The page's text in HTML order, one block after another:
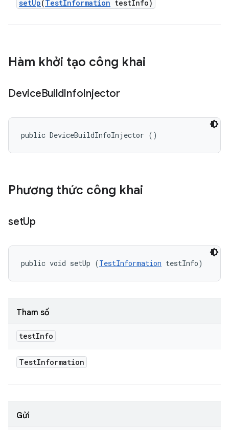
setUp(TestInformation testInfo)
Hàm khởi tạo công khai
DeviceBuildInfoInjector
public DeviceBuildInfoInjector ()
Phương thức công khai
setUp
public void setUp (TestInformation testInfo)
Tham số
testInfo
TestInformation
Gửi